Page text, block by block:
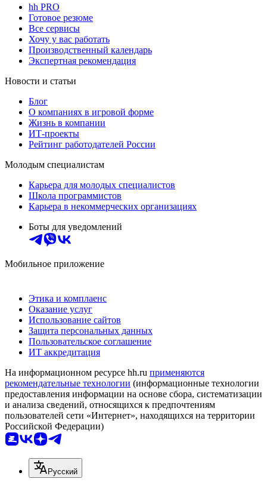
hh PRO
Готовое резюме
Все сервисы
Хочу у вас работать
Производственный календарь
Экспертная рекомендация
Новости и статьи
Блог
О компаниях в игровой форме
Жизнь в компании
ИТ-проекты
Рейтинг работодателей России
Молодым специалистам
Карьера для молодых специалистов
Школа программистов
Карьера в некоммерческих организациях
Боты для уведомлений
Мобильное приложение
Этика и комплаенс
Оказание услуг
Использование сайтов
Защита персональных данных
Пользовательское соглашение
ИТ аккредитация
На информационном ресурсе hh.ru применяются
рекомендательные технологии (информационные технологии
предоставления информации на основе сбора, систематизации
и анализа сведений, относящихся к предпочтениям
пользователей сети «Интернет», находящихся на территории
Российской Федерации)
Русский